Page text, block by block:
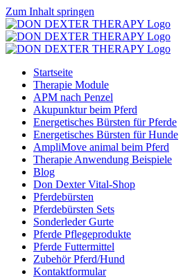
Zum Inhalt springen
Startseite
Therapie Module
APM nach Penzel
Akupunktur beim Pferd
Energetisches Bürsten für Pferde
Energetisches Bürsten für Hunde
AmpliMove animal beim Pferd
Therapie Anwendung Beispiele
Blog
Don Dexter Vital-Shop
Pferdebürsten
Pferdebürsten Sets
Sonderleder Gurte
Pferde Pflegeprodukte
Pferde Futtermittel
Zubehör Pferd/Hund
Kontaktformular